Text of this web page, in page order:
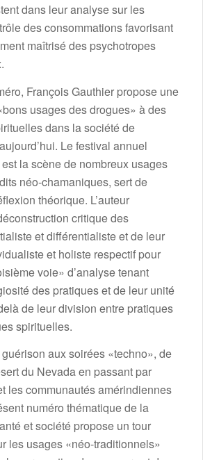
dans leur analyse sur les
des consommations favorisant
maîtrisé des psychotropes
François Gauthier propose une
usages des drogues» à des
dans la société de
Le festival annuel
la scène de nombreux usages
néo-chamaniques, sert de
théorique. L’auteur
critique des
et différentialiste et de leur
et holiste respectif pour
voie» d’analyse tenant
des pratiques et de leur unité
de leur division entre pratiques
spirituelles.
aux soirées «techno», de
du Nevada en passant par
les communautés amérindiennes
numéro thématique de la
et société propose un tour
les usages «néo-traditionnels»